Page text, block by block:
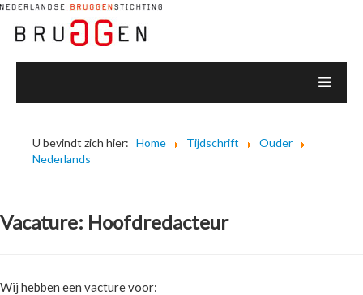
U bevindt zich hier: Home Tijdschrift
Ouder
Nederlands
Vacature: Hoofdredacteur
Wij hebben een vacture voor: